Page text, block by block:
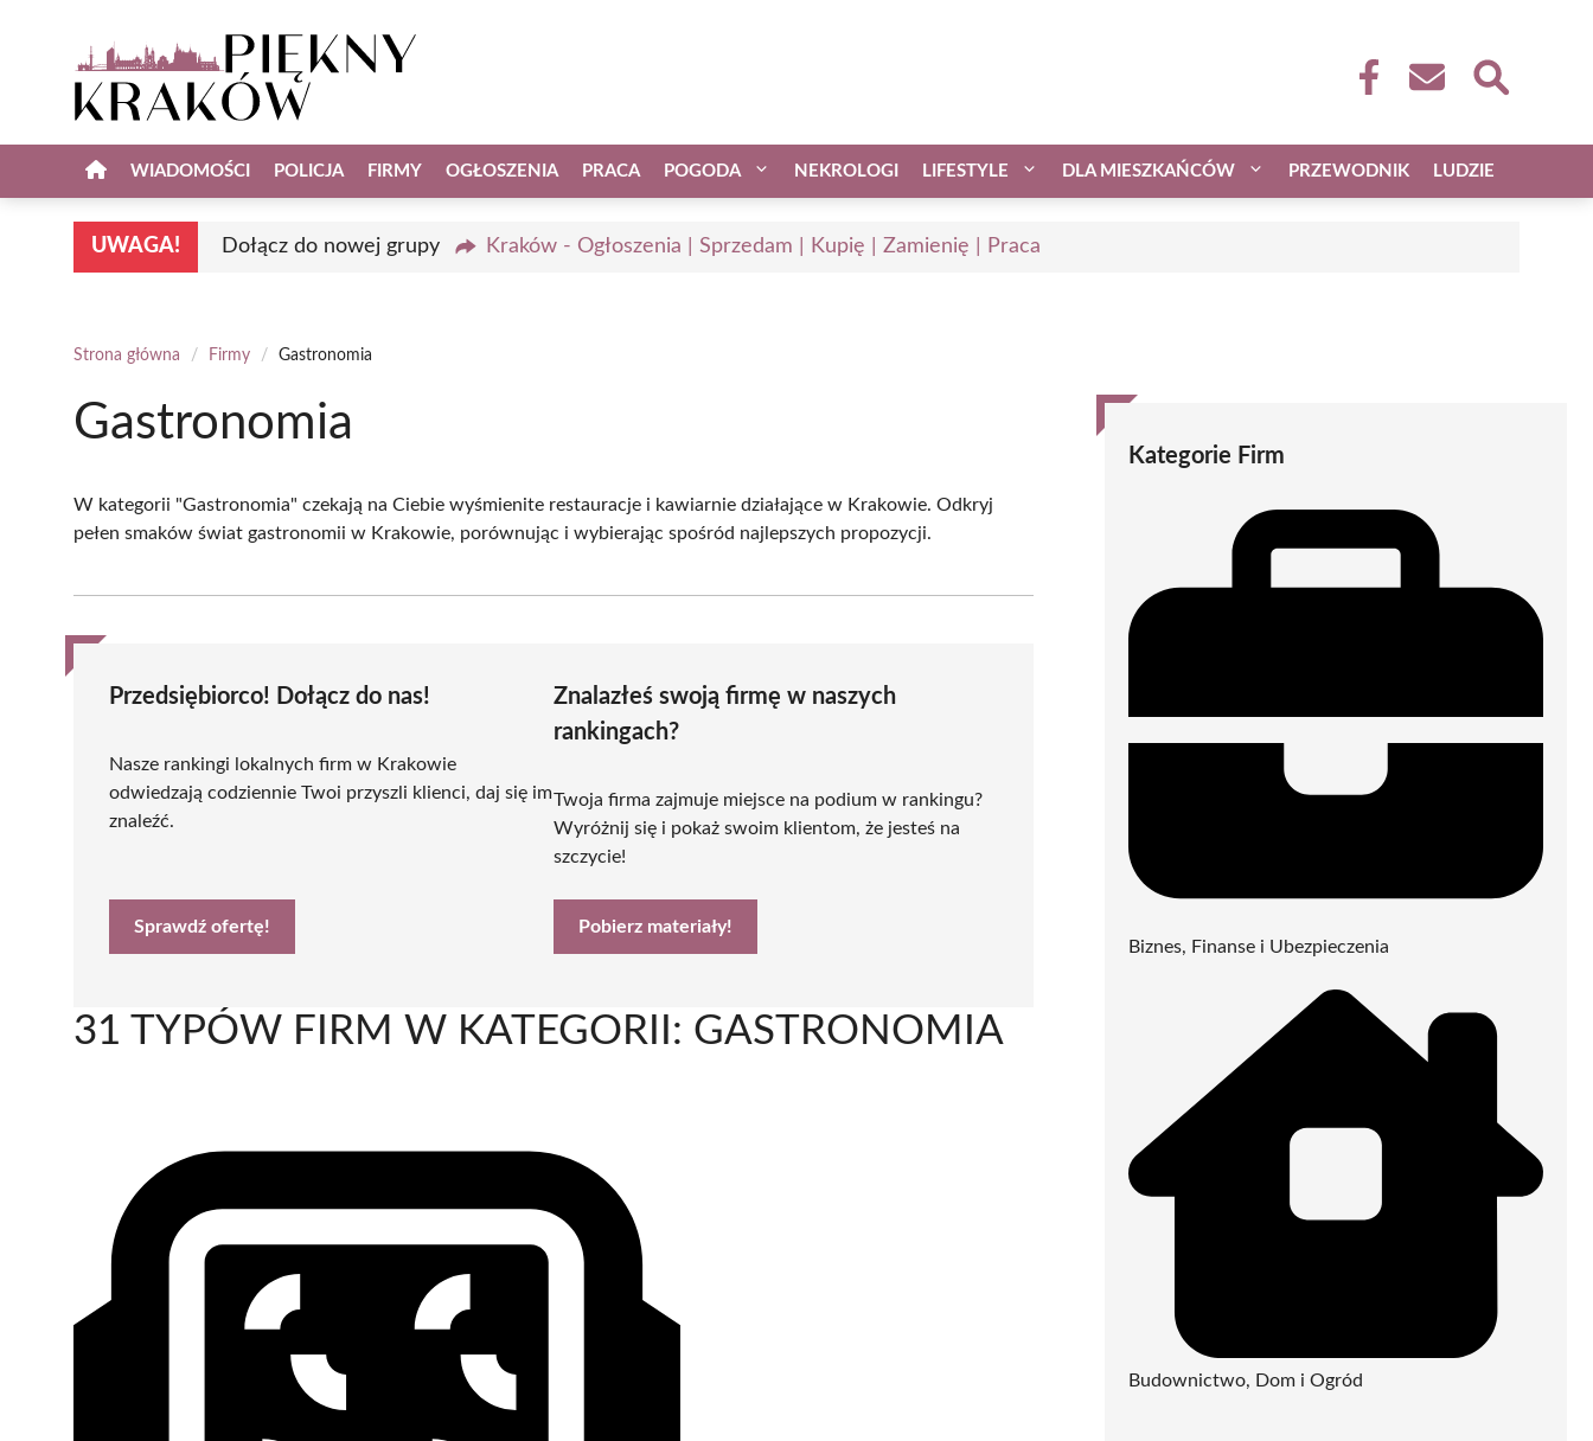
WIADOMOŚCI POLICJA FIRMY OGŁOSZENIA PRACA POGODA NEKROLOGI LIFESTYLE DLA MIESZKAŃCÓW PRZEWODNIK LUDZIE
UWAGA! Dołącz do nowej grupy Kraków - Ogłoszenia | Sprzedam | Kupię | Zamienię | Praca
Strona główna / Firmy / Gastronomia
Gastronomia
W kategorii "Gastronomia" czekają na Ciebie wyśmienite restauracje i kawiarnie działające w Krakowie. Odkryj
pełen smaków świat gastronomii w Krakowie, porównując i wybierając spośród najlepszych propozycji.
Przedsiębiorco! Dołącz do nas!
Nasze rankingi lokalnych firm w Krakowie
odwiedzają codziennie Twoi przyszli klienci, daj się im
znaleźć.
Sprawdź ofertę!
Znalazłeś swoją firmę w naszych
rankingach?
Twoja firma zajmuje miejsce na podium w rankingu?
Wyróżnij się i pokaż swoim klientom, że jesteś na
szczycie!
Pobierz materiały!
31 TYPÓW FIRM W KATEGORII: GASTRONOMIA
Kategorie Firm
Biznes, Finanse i Ubezpieczenia
Budownictwo, Dom i Ogród